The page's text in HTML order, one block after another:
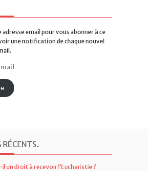
email pour vous abonner à ce
une notification de chaque nouvel
.
un droit à recevoir l’Eucharistie ?